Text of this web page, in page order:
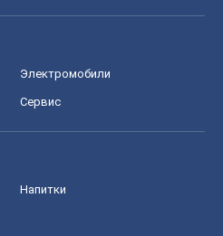
Электромобили
Сервис
Напитки